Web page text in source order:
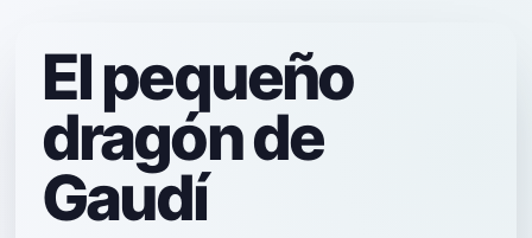
El pequeño
dragón de
Gaudí